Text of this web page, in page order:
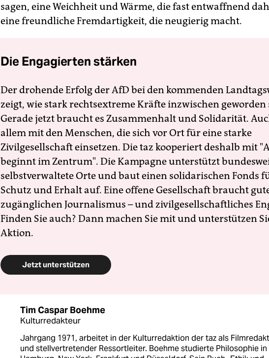
sagen, eine Weichheit und Wärme, die fast entwaffnend
eine freundliche Fremdartigkeit, die neugierig macht.
Die Engagierten stärken
Der drohende Erfolg der AfD bei den kommenden
zeigt, wie stark rechtsextreme Kräfte inzwischen geworden
Gerade jetzt braucht es Zusammenhalt und Solidarität.
allem mit den Menschen, die sich vor Ort für eine starke
Zivilgesellschaft einsetzen. Die taz kooperiert deshalb mit
beginnt im Zentrum". Die Kampagne unterstützt
selbstverwaltete Orte und baut einen solidarischen Fonds
Schutz und Erhalt auf. Eine offene Gesellschaft braucht
zugänglichen Journalismus – und zivilgesellschaftliches
Finden Sie auch? Dann machen Sie mit und unterstützen
Aktion.
Jetzt unterstützen
Tim Caspar Boehme
Kulturredakteur
Jahrgang 1971, arbeitet in der Kulturredaktion der taz als
und stellvertretender Ressortleiter. Boehme studierte Philosophie in